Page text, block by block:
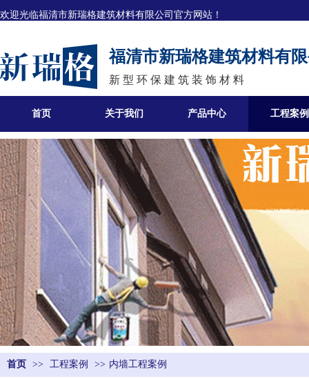
新 型 环 保 建 筑 装 饰 材 料
福清市新瑞格建筑材料有
欢迎光临福清市新瑞格建筑材料有限公司官方网站！
首页 关于我们 产品中心 工程案例
首页 >> 工程案例 >> 内墙工程案例